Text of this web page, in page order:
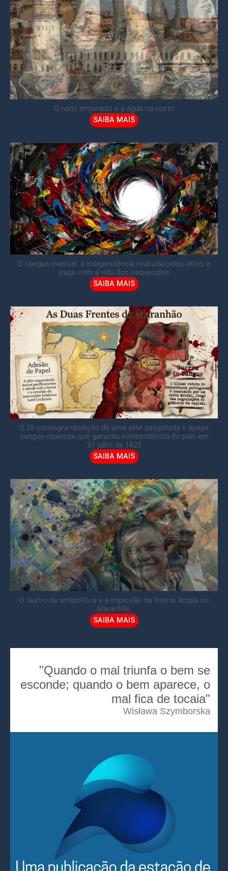
O nariz empinado e a água no rosto
SAIBA MAIS
O sangue invisível: a independência roubada pelas elites e
paga com a vida dos esquecidos
SAIBA MAIS
O 28 consagra rendição de uma elite assustada e apaga
sangue caxiense que garantiu independência do país em
31 julho de 1823
SAIBA MAIS
O teatro da antipolítica e a implosão da Frente Ampla no
Maranhão
SAIBA MAIS
"Quando o mal triunfa o bem se
esconde; quando o bem aparece, o
mal fica de tocaia"
Wisława Szymborska